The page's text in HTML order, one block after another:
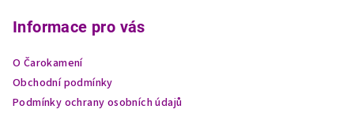
Informace pro vás
O Čarokamení
Obchodní podmínky
Podmínky ochrany osobních údajů